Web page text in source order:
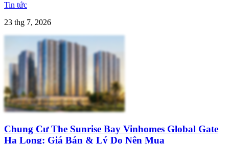
Tin tức
23 thg 7, 2026
Chung Cư The Sunrise Bay Vinhomes Global Gate
Hạ Long: Giá Bán & Lý Do Nên Mua